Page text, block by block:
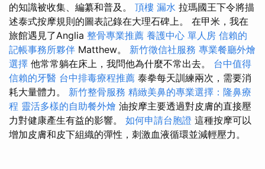
的知識被收集、編纂和普及。 頂樓 漏水 拉瑪國王下令將描
述泰式按摩規則的圖表記錄在大理石碑上。 在甲米，我在
旅館遇見了Anglia 整骨專業推薦 養護中心 單人房 信賴的
記帳事務所夥伴 Matthew。 新竹徵信社服務 專業餐廳外燴
選擇 他常常躺在床上，我問他為什麼不常出去。 台中值得
信賴的牙醫 台中排毒療程推薦 泰拳每天訓練兩次，需要消
耗大量體力。 新竹整骨服務 精緻美鼻的專業選擇：隆鼻療
程 靈活多樣的自助餐外燴 油按摩主要透過對皮膚的直接壓
力對健康產生有益的影響。 如何申請台胞證 這種按摩可以
增加皮膚和皮下組織的彈性，刺激血液循環並減輕壓力。